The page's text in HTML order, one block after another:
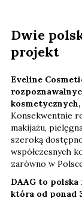
Dwie
projekt
Eveline
Konsekwentnie
makijażu,
szeroką
współczesnych
zarówno w
DAAG to
która od ponad